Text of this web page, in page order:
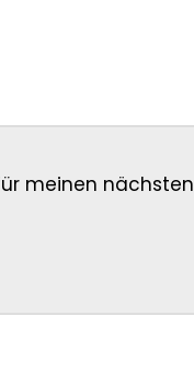
meinen nächsten